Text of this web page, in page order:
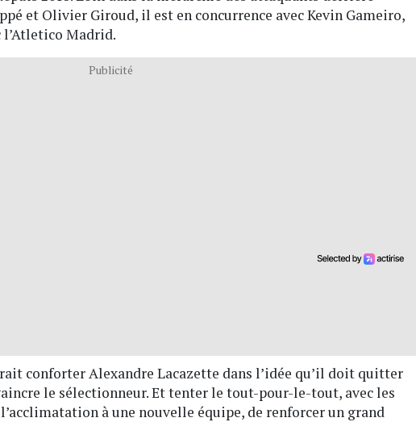
et Olivier Giroud, il est en concurrence avec Kevin Gameiro,
Madrid.
Publicité
conforter Alexandre Lacazette dans l’idée qu’il doit quitter
le sélectionneur. Et tenter le tout-pour-le-tout, avec les
à une nouvelle équipe, de renforcer un grand